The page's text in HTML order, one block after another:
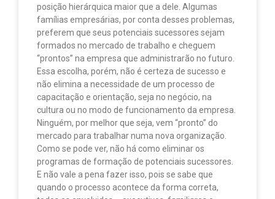
posição hierárquica maior que a dele. Algumas
famílias empresárias, por conta desses problemas,
preferem que seus potenciais sucessores sejam
formados no mercado de trabalho e cheguem
“prontos” na empresa que administrarão no futuro.
Essa escolha, porém, não é certeza de sucesso e
não elimina a necessidade de um processo de
capacitação e orientação, seja no negócio, na
cultura ou no modo de funcionamento da empresa.
Ninguém, por melhor que seja, vem “pronto” do
mercado para trabalhar numa nova organização.
Como se pode ver, não há como eliminar os
programas de formação de potenciais sucessores.
E não vale a pena fazer isso, pois se sabe que
quando o processo acontece da forma correta,